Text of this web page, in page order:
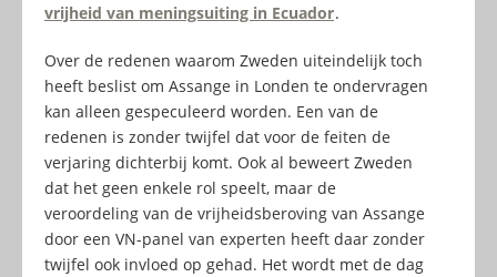
vrijheid van meningsuiting in Ecuador.
Over de redenen waarom Zweden uiteindelijk toch
heeft beslist om Assange in Londen te ondervragen
kan alleen gespeculeerd worden. Een van de
redenen is zonder twijfel dat voor de feiten de
verjaring dichterbij komt. Ook al beweert Zweden
dat het geen enkele rol speelt, maar de
veroordeling van de vrijheidsberoving van Assange
door een VN-panel van experten heeft daar zonder
twijfel ook invloed op gehad. Het wordt met de dag